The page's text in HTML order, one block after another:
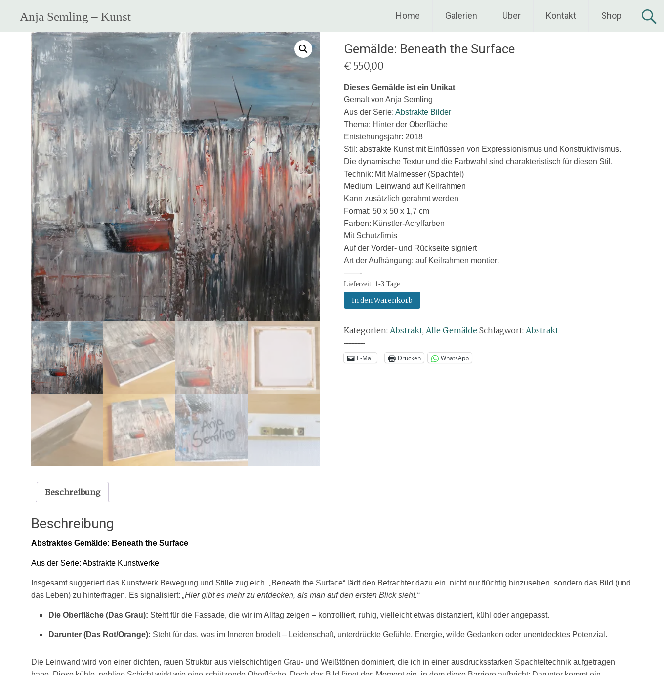
springen
Anja Semling – Kunst Home Galerien Über Kontakt Shop
Gemälde: Beneath the Surface
€ 550,00
Dieses Gemälde ist ein Unikat
Gemalt von Anja Semling
Aus der Serie:Abstrakte Bilder
Thema: Hinter der Oberfläche
Entstehungsjahr: 2018
Stil: abstrakte Kunst mit Einflüssen von Expressionismus und Konstruktivismus.
Die dynamische Textur und die Farbwahl sind charakteristisch für diesen Stil.
Technik: Mit Malmesser (Spachtel)
Medium: Leinwand auf Keilrahmen
Kann zusätzlich gerahmt werden
Format: 50 x 50 x 1,7 cm
Farben: Künstler-Acrylfarben
Mit Schutzfirnis
Auf der Vorder- und Rückseite signiert
Art der Aufhängung: auf Keilrahmen montiert
——-
Lieferzeit: 1-3 Tage
Gemälde:
Beneath
Surface
Menge
In den Warenkorb
Kategorien:Abstrakt,Alle Gemälde Schlagwort:Abstrakt
--------------
E-Mail Drucken WhatsApp
Beschreibung
Beschreibung
Abstraktes Gemälde: Beneath the Surface
Aus der Serie: Abstrakte Kunstwerke
Insgesamt suggeriert das Kunstwerk Bewegung und Stille zugleich. „Beneath the Surface“ lädt den Betrachter dazu ein, nicht nur flüchtig hinzusehen, sondern das Bild (und
das Leben) zu hinterfragen. Es signalisiert: „Hier gibt es mehr zu entdecken, als man auf den ersten Blick sieht.“
Die Oberfläche (Das Grau): Steht für die Fassade, die wir im Alltag zeigen – kontrolliert, ruhig, vielleicht etwas distanziert, kühl oder angepasst.
Darunter (Das Rot/Orange): Steht für das, was im Inneren brodelt – Leidenschaft, unterdrückte Gefühle, Energie, wilde Gedanken oder unentdecktes Potenzial.
Die Leinwand wird von einer dichten, rauen Struktur aus vielschichtigen Grau- und Weißtönen dominiert, die ich in einer ausdrucksstarken Spachteltechnik aufgetragen